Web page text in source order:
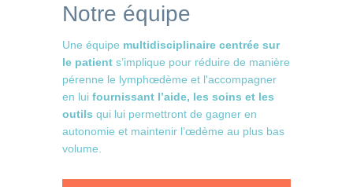
Notre équipe
Une équipe multidisciplinaire centrée sur
le patient s’implique pour réduire de manière
pérenne le lymphœdème et l'accompagner
en lui fournissant l’aide, les soins et les
outils qui lui permettront de gagner en
autonomie et maintenir l’œdème au plus bas
volume.